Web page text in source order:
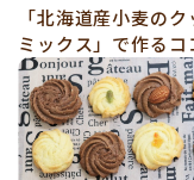
「北海道産小麦のク
ミックス」で作るコ
ツサブレ